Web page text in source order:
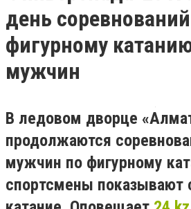
день
фигурному
мужчин
В ледовом дворце
продолжаются
мужчин по фигурному
спортсмены показывают